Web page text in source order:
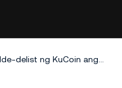
ST: Ide-delist ng KuCoin ang Ilang Partikular na Project